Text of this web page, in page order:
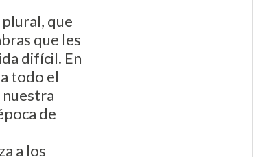
que
que les
difícil. En
todo el
nuestra
de
a los